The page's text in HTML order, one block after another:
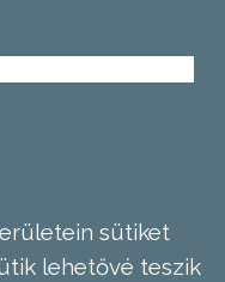
sütiket
lehetővé teszik